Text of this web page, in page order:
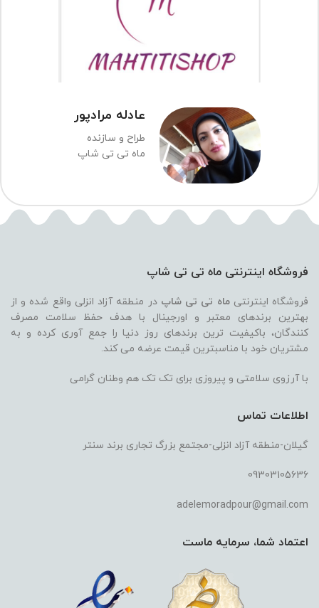
عادله مرادپور
طراح و سازنده
ماه تی تی شاپ
فروشگاه اینترنتی ماه تی تی شاپ
فروشگاه اینترنتیماه تی تی شاپ در منطقه آزاد انزلی واقع شده و از
بهترین برندهای معتبر و اورجینال با هدف حفظ سلامت مصرف
کنندگان، باکیفیت ترین برندهای روز دنیا را جمع آوری کرده و به
مشتریان خود با مناسبترین قیمت عرضه می کند.
با آرزوی سلامتی و پیروزی برای تک تک هم وطنان گرامی
اطلاعات تماس
گیلان-منطقه آزاد انزلی-مجتمع بزرگ تجاری برند سنتر
09303105636
adelemoradpour@gmail.com
اعتماد شما، سرمایه ماست